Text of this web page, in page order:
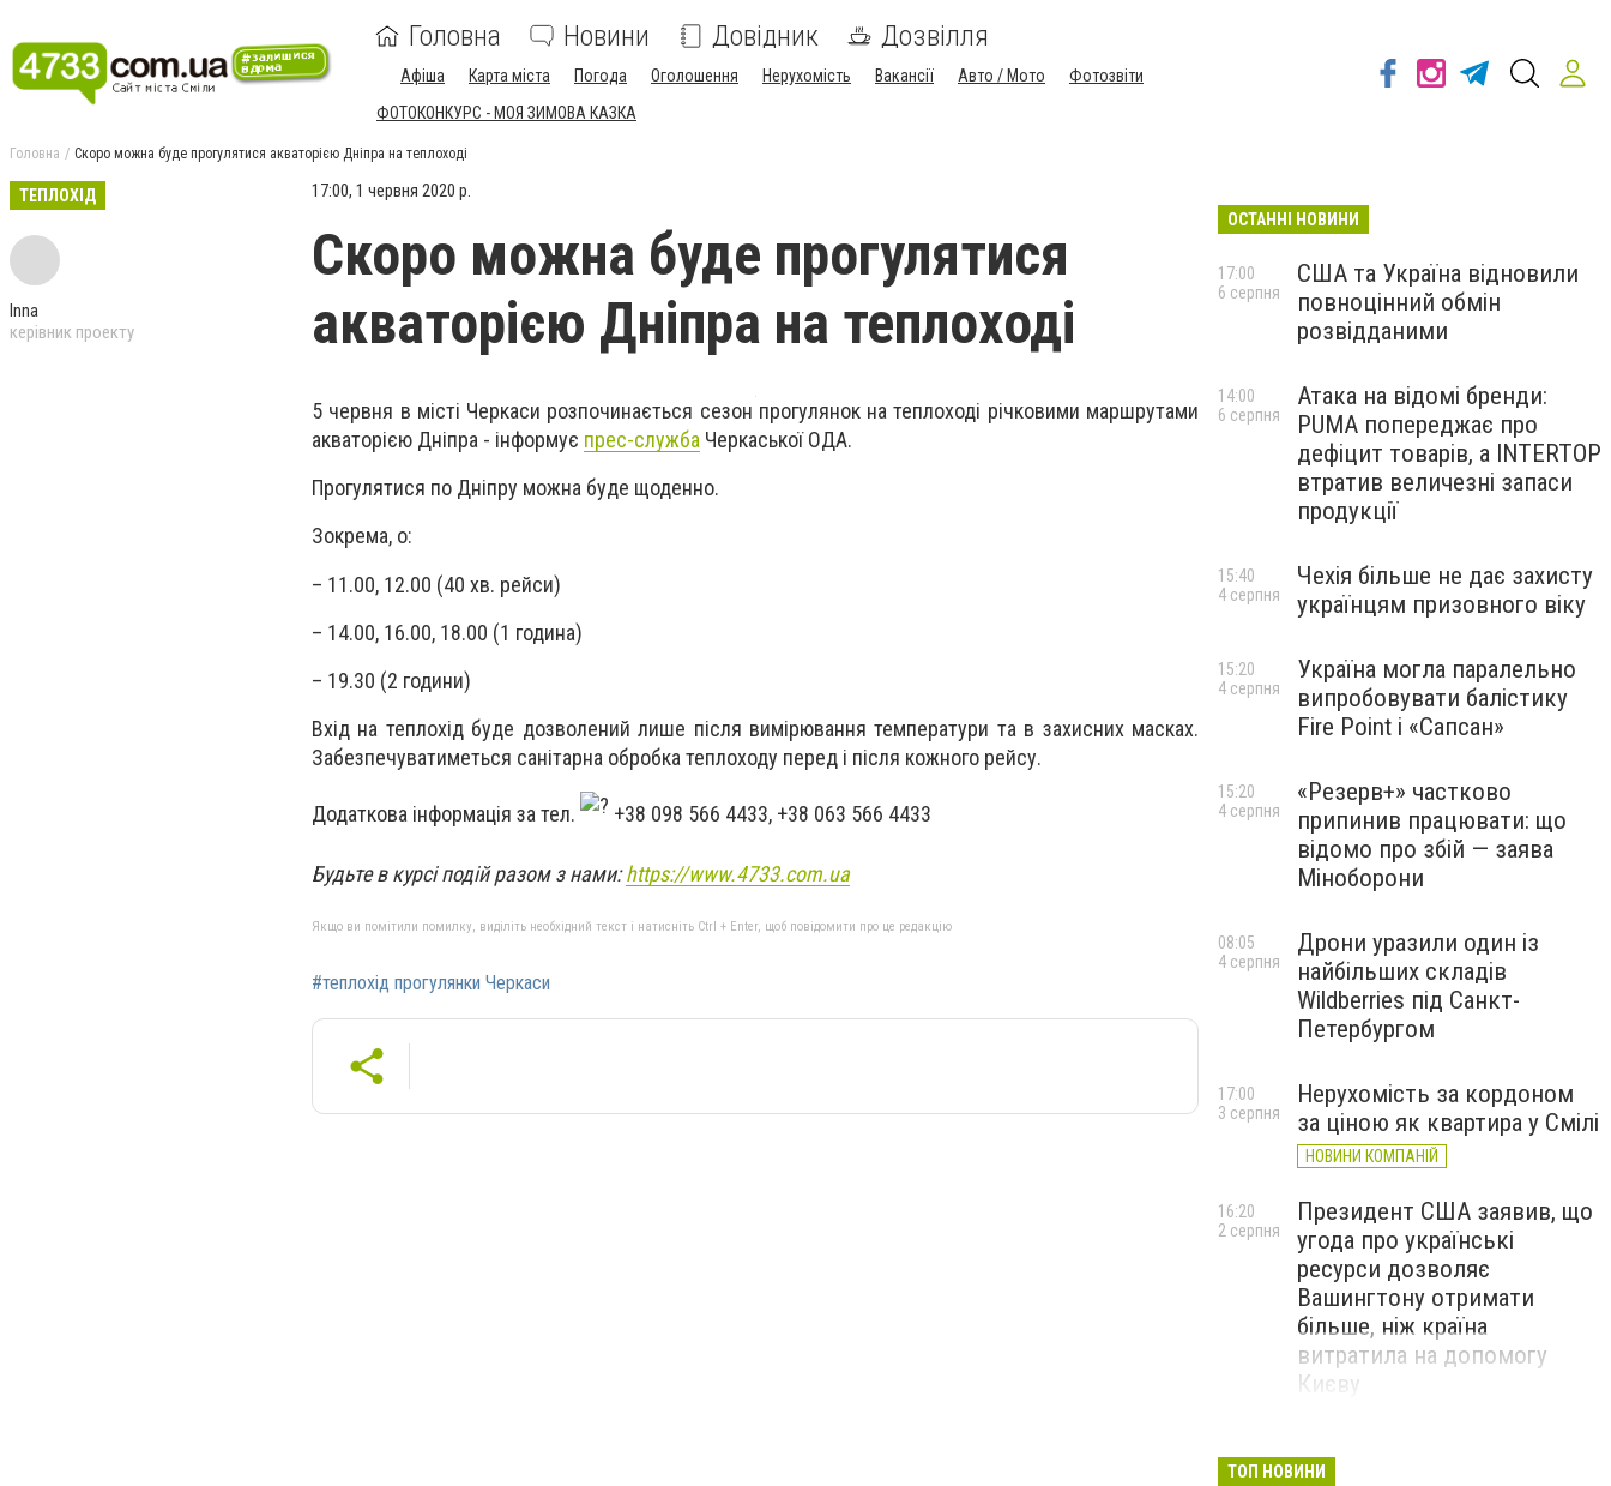
Головна Новини Довідник Дозвілля
Афіша Карта міста Погода Оголошення Нерухомість Вакансії Авто / Мото
Фотозвіти
ФОТОКОНКУРС - МОЯ ЗИМОВА КАЗКА
Головна Скоро можна буде прогулятися акваторією Дніпра на теплоході
ТЕПЛОХІД
Inna
керівник проекту
17:00, 1 червня 2020 р.
Скоро можна буде прогулятися
акваторією Дніпра на теплоході
5 червня в місті Черкаси розпочинається сезон прогулянок на теплоході річковими маршрутами
акваторією Дніпра - інформує прес-служба Черкаської ОДА.
Прогулятися по Дніпру можна буде щоденно.
Зокрема, о:
– 11.00, 12.00 (40 хв. рейси)
– 14.00, 16.00, 18.00 (1 година)
– 19.30 (2 години)
Вхід на теплохід буде дозволений лише після вимірювання температури та в захисних масках.
Забезпечуватиметься санітарна обробка теплоходу перед і після кожного рейсу.
Додаткова інформація за тел. +38 098 566 4433, +38 063 566 4433
Будьте в курсі подій разом з нами:https://www.4733.com.ua
Якщо ви помітили помилку, виділіть необхідний текст і натисніть Ctrl + Enter, щоб повідомити про це редакцію
#теплохід прогулянки Черкаси
ОСТАННІ НОВИНИ
США та Україна відновили
повноцінний обмін
розвідданими
17:00
6 серпня
Атака на відомі бренди:
PUMA попереджає про
дефіцит товарів, а INTERTOP
втратив величезні запаси
продукції
14:00
6 серпня
Чехія більше не дає захисту
українцям призовного віку
15:40
4 серпня
Україна могла паралельно
випробовувати балістику
Fire Point і «Сапсан»
15:20
4 серпня
«Резерв+» частково
припинив працювати: що
відомо про збій — заява
Міноборони
15:20
4 серпня
Дрони уразили один із
найбільших складів
Wildberries під Санкт-
Петербургом
08:05
4 серпня
Нерухомість за кордоном
за ціною як квартира у Смілі
НОВИНИ КОМПАНІЙ
17:00
3 серпня
Президент США заявив, що
угода про українські
ресурси дозволяє
Вашингтону отримати
більше, ніж країна
витратила на допомогу
Києву
16:20
2 серпня
ТОП НОВИНИ